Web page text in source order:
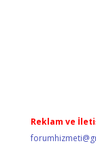
Reklam ve